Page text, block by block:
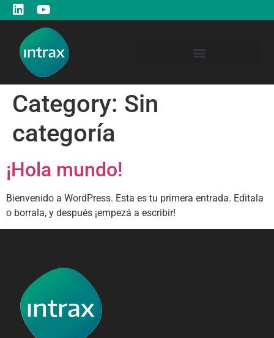
Category: Sin
categoría
¡Hola mundo!
Bienvenido a WordPress. Esta es tu primera entrada. Editala
o borrala, y después ¡empezá a escribir!